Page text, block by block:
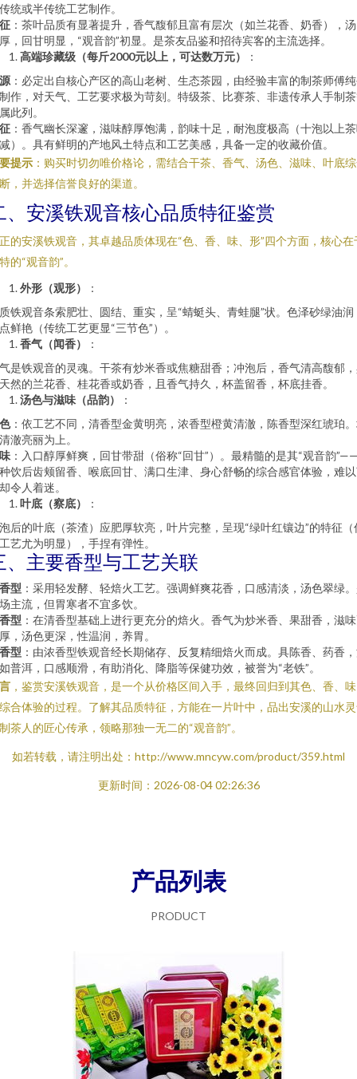
统或半传统工艺制作。
：茶叶品质有显著提升，香气馥郁且富有层次（如兰花香、奶香），
，回甘明显，“观音韵”初显。是茶友品鉴和招待宾客的主流选择。
高端珍藏级（每斤2000元以上，可达数万元）
：
：必定出自核心产区的高山老树、生态茶园，由经验丰富的制茶师傅
作，对天气、工艺要求极为苛刻。特级茶、比赛茶、非遗传承人手制
此列。
：香气幽长深邃，滋味醇厚饱满，韵味十足，耐泡度极高（十泡以上
）。具有鲜明的产地风土特点和工艺美感，具备一定的收藏价值。
提示 ：购买时切勿唯价格论，需结合干茶、香气、汤色、滋味、叶底
，并选择信誉良好的渠道。
、安溪铁观音核心品质特征鉴赏
的安溪铁观音，其卓越品质体现在“色、香、味、形”四个方面，核心在
的“观音韵”。
外形（观形）
：
铁观音条索肥壮、圆结、重实，呈“蜻蜓头、青蛙腿”状。色泽砂绿油润
鲜艳（传统工艺更显“三节色”）。
香气（闻香）
：
是铁观音的灵魂。干茶有炒米香或焦糖甜香；冲泡后，香气清高馥郁
然的兰花香、桂花香或奶香，且香气持久，杯盖留香，杯底挂香。
汤色与滋味（品韵）
：
：依工艺不同，清香型金黄明亮，浓香型橙黄清澈，陈香型深红琥珀
澈亮丽为上。
：入口醇厚鲜爽，回甘带甜（俗称“回甘”）。最精髓的是其“观音韵
饮后齿颊留香、喉底回甘、满口生津、身心舒畅的综合感官体验，难
令人着迷。
叶底（察底）
：
后的叶底（茶渣）应肥厚软亮，叶片完整，呈现“绿叶红镶边”的特征（
艺尤为明显），手捏有弹性。
、主要香型与工艺关联
型 ：采用轻发酵、轻焙火工艺。强调鲜爽花香，口感清淡，汤色翠绿
主流，但胃寒者不宜多饮。
型 ：在清香型基础上进行更充分的焙火。香气为炒米香、果甜香，滋
，汤色更深，性温润，养胃。
型 ：由浓香型铁观音经长期储存、反复精细焙火而成。具陈香、药香
普洱，口感顺滑，有助消化、降脂等保健功效，被誉为“老铁”。
，鉴赏安溪铁观音，是一个从价格区间入手，最终回归到其色、香、
合体验的过程。了解其品质特征，方能在一片叶中，品出安溪的山水
茶人的匠心传承，领略那独一无二的“观音韵”。
如若转载，请注明出处：http://www.mncyw.com/product/359.html
更新时间：2026-08-04 02:26:36
产品列表
PRODUCT